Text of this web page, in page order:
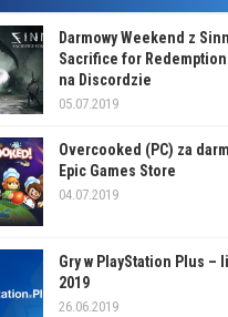
Darmowy Weekend z
Sacrifice for Redemption
na Discordzie
05.07.2019
Overcooked (PC) za
Epic Games Store
04.07.2019
Gry w PlayStation Plus –
2019
26.06.2019